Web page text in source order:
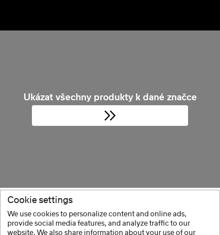
Ukázat všechny produkty k dané značce
Další informace naleznete pod:
www.gewamusic.com
Cookie settings
We use cookies to personalize content and online ads,
provide social media features, and analyze traffic to our
website. We also share information about your use of our